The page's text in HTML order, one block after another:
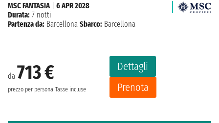
da 713 €
prezzo per persona Tasse incluse
Dettagli
Prenota
MSC FANTASIA| 6 APR 2028
Durata: 7 notti
Partenza da: Barcellona Sbarco: Barcellona